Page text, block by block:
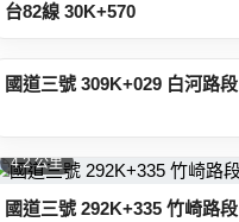
台82線 30K+570
國道三號 309K+029 白河路段
國道三號 292K+335 竹崎路段